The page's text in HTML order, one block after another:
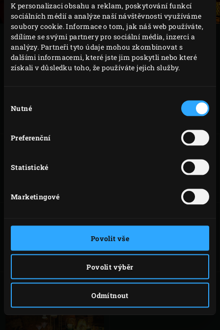
K personalizaci obsahu a reklam, poskytování funkcí
sociálních médií a analýze naší návštěvnosti využíváme
soubory cookie. Informace o tom, jak náš web používáte,
sdílíme se svými partnery pro sociální média, inzerci a
analýzy. Partneři tyto údaje mohou zkombinovat s
dalšími informacemi, které jste jim poskytli nebo které
získali v důsledku toho, že používáte jejich služby.
souhlasu
Nutné
Preferenční
Statistické
Marketingové
Povolit vše
Povolit výběr
Odmítnout
Bezpochyby chcete v letošním roce servírovat na silvestra
to nejchutnější občerstvení. Takže, samozřejmě, zapálíte
váškeramický grilBig Green Egg! Tyto rychlé a snadné
že novoroční přípitek proběhne kolem vašeho kamado
JEHNĚČÍ MASOVÉ DÝŇOVÉ DORTÍKY
SÝREM
CITRONOVÉ